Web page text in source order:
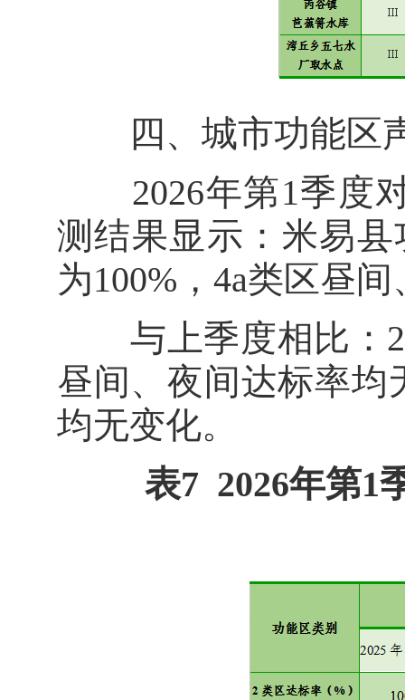
四、城市功能区
2026年第1季度对
测结果显示：米易
为100%，4a类区昼
与上季度相比：
昼间、夜间达标率均
均无变化。
表7 2026年第1